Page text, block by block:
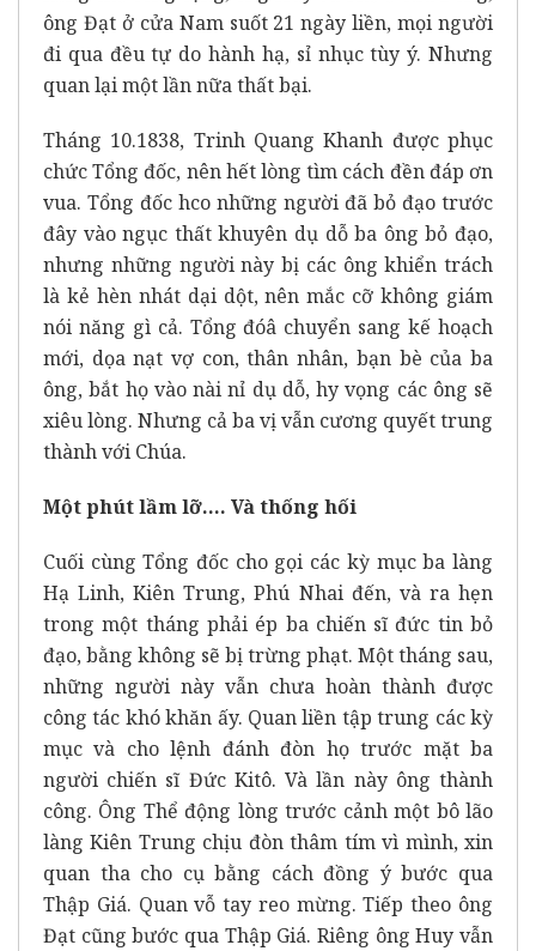
ông Đạt ở cửa Nam suốt 21 ngày liền, mọi người
đi qua đều tự do hành hạ, sỉ nhục tùy ý. Nhưng
quan lại một lần nữa thất bại.
Tháng 10.1838, Trinh Quang Khanh được phục
chức Tổng đốc, nên hết lòng tìm cách đền đáp ơn
vua. Tổng đốc hco những người đã bỏ đạo trước
đây vào ngục thất khuyên dụ dỗ ba ông bỏ đạo,
nhưng những người này bị các ông khiển trách
là kẻ hèn nhát dại dột, nên mắc cỡ không giám
nói năng gì cả. Tổng đóâ chuyển sang kế hoạch
mới, dọa nạt vợ con, thân nhân, bạn bè của ba
ông, bắt họ vào nài nỉ dụ dỗ, hy vọng các ông sẽ
xiêu lòng. Nhưng cả ba vị vẫn cương quyết trung
thành với Chúa.
Một phút lầm lỡ…. Và thống hối
Cuối cùng Tổng đốc cho gọi các kỳ mục ba làng
Hạ Linh, Kiên Trung, Phú Nhai đến, và ra hẹn
trong một tháng phải ép ba chiến sĩ đức tin bỏ
đạo, bằng không sẽ bị trừng phạt. Một tháng sau,
những người này vẫn chưa hoàn thành được
công tác khó khăn ấy. Quan liền tập trung các kỳ
mục và cho lệnh đánh đòn họ trước mặt ba
người chiến sĩ Đức Kitô. Và lần này ông thành
công. Ông Thể động lòng trước cảnh một bô lão
làng Kiên Trung chịu đòn thâm tím vì mình, xin
quan tha cho cụ bằng cách đồng ý bước qua
Thập Giá. Quan vỗ tay reo mừng. Tiếp theo ông
Đạt cũng bước qua Thập Giá. Riêng ông Huy vẫn